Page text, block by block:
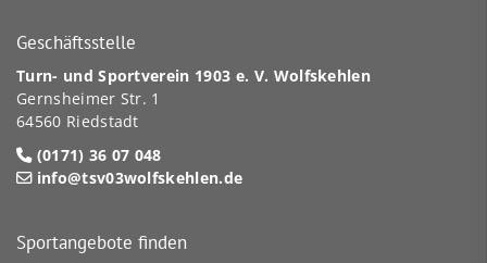
Geschäftsstelle
Turn- und Sportverein 1903 e. V. Wolfskehlen
Gernsheimer Str. 1
64560 Riedstadt
(0171) 36 07 048
info@tsv03wolfskehlen.de
Sportangebote finden